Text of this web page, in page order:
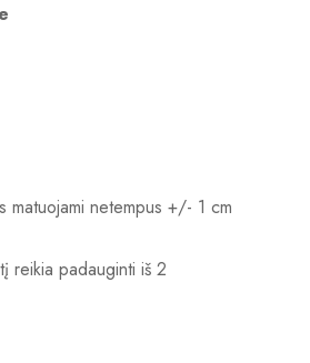
matuojami netempus +/- 1 cm
reikia padauginti iš 2